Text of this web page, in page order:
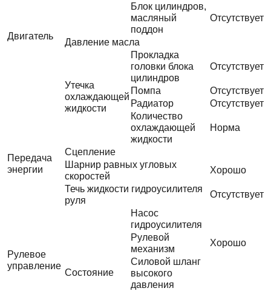
Двигатель
Блок цилиндров,
масляный
поддон
Отсутствует
Давление масла
Утечка
охлаждающей
жидкости
Прокладка
головки блока
цилиндров
Отсутствует
Помпа
Отсутствует
Радиатор
Отсутствует
Количество
охлаждающей
жидкости
Норма
Передача
энергии
Сцепление
Шарнир равных угловых
скоростей
Хорошо
Рулевое
управление
Течь жидкости гидроусилителя
руля
Отсутствует
Состояние
Насос
гидроусилителя
Рулевой
механизм
Хорошо
Силовой шланг
высокого
давления